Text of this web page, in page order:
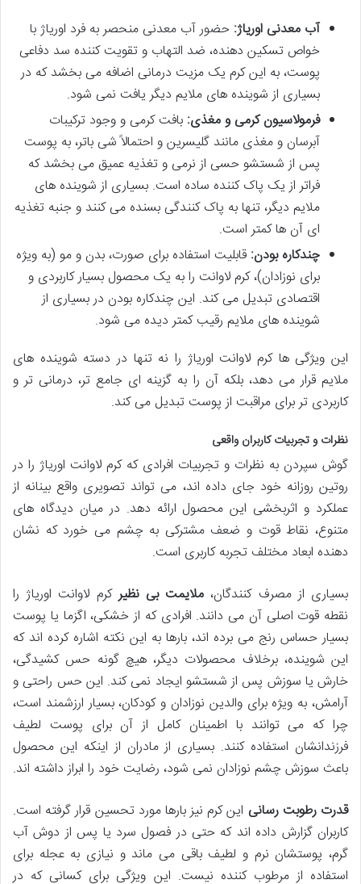
آب معدنی اوریاژ: حضور آب معدنی منحصر به فرد اوریاژ با
خواص تسکین دهنده، ضد التهاب و تقویت کننده سد دفاعی
پوست، به این کرم یک مزیت درمانی اضافه می بخشد که در
بسیاری از شوینده های ملایم دیگر یافت نمی شود.
فرمولاسیون کرمی و مغذی: بافت کرمی و وجود ترکیبات
آبرسان و مغذی مانند گلیسرین و احتمالاً شی باتر، به پوست
پس از شستشو حسی از نرمی و تغذیه عمیق می بخشد که
فراتر از یک پاک کننده ساده است. بسیاری از شوینده های
ملایم دیگر، تنها به پاک کنندگی بسنده می کنند و جنبه تغذیه
ای آن ها کمتر است.
چندکاره بودن: قابلیت استفاده برای صورت، بدن و مو (به ویژه
برای نوزادان)، کرم لاوانت را به یک محصول بسیار کاربردی و
اقتصادی تبدیل می کند. این چندکاره بودن در بسیاری از
شوینده های ملایم رقیب کمتر دیده می شود.
این ویژگی ها کرم لاوانت اوریاژ را نه تنها در دسته شوینده های
ملایم قرار می دهد، بلکه آن را به گزینه ای جامع تر، درمانی تر و
کاربردی تر برای مراقبت از پوست تبدیل می کند.
نظرات و تجربیات کاربران واقعی
گوش سپردن به نظرات و تجربیات افرادی که کرم لاوانت اوریاژ را در
روتین روزانه خود جای داده اند، می تواند تصویری واقع بینانه از
عملکرد و اثربخشی این محصول ارائه دهد. در میان دیدگاه های
متنوع، نقاط قوت و ضعف مشترکی به چشم می خورد که نشان
دهنده ابعاد مختلف تجربه کاربری است.
بسیاری از مصرف کنندگان، ملایمت بی نظیرکرم لاوانت اوریاژ را
نقطه قوت اصلی آن می دانند. افرادی که از خشکی، اگزما یا پوست
بسیار حساس رنج می برده اند، بارها به این نکته اشاره کرده اند که
این شوینده، برخلاف محصولات دیگر، هیچ گونه حس کشیدگی،
خارش یا سوزش پس از شستشو ایجاد نمی کند. این حس راحتی و
آرامش، به ویژه برای والدین نوزادان و کودکان، بسیار ارزشمند است،
چرا که می توانند با اطمینان کامل از آن برای پوست لطیف
فرزندانشان استفاده کنند. بسیاری از مادران از اینکه این محصول
باعث سوزش چشم نوزادان نمی شود، رضایت خود را ابراز داشته اند.
قدرت رطوبت رسانی این کرم نیز بارها مورد تحسین قرار گرفته است.
کاربران گزارش داده اند که حتی در فصول سرد یا پس از دوش آب
گرم، پوستشان نرم و لطیف باقی می ماند و نیازی به عجله برای
استفاده از مرطوب کننده نیست. این ویژگی برای کسانی که در